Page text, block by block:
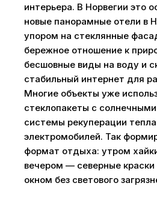
интерьера. В Норвегии это
новые панорамные отели в
упором на стеклянные
бережное отношение к
бесшовные виды на воду и
стабильный интернет для
Многие объекты уже
стеклопакеты с
системы рекуперации
электромобилей. Так
формат отдыха: утром
вечером — северные
окном без светового